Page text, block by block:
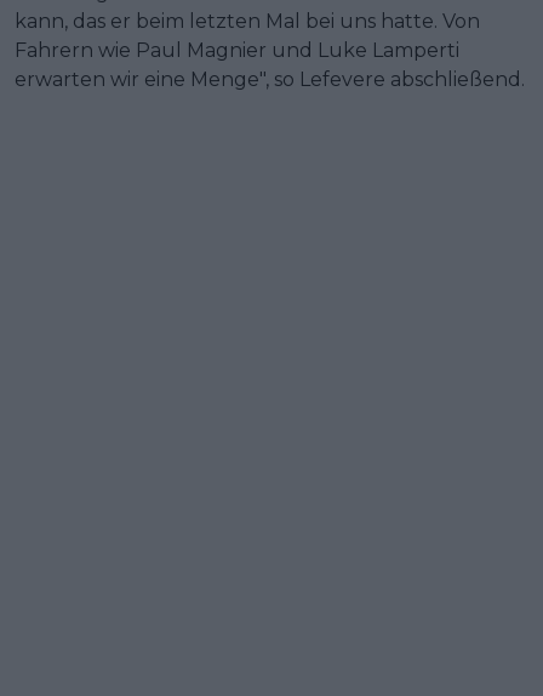
kann, das er beim letzten Mal bei uns hatte. Von
Fahrern wie Paul Magnier und Luke Lamperti
erwarten wir eine Menge", so Lefevere abschließend.